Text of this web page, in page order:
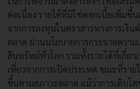
ต่อเนื่อง รายได้ที่มิใช่ดอกเบี้ยเพิ่มขึ้
จากการลงทุนในตราสารทางการเงิน
ตลาด ผ่านนโยบายการกระจายความ
สินทรัพย์ทั่วโลก รวมทั้งรายได้ที่เกี่ยว
เที่ยวจากการเปิดประเทศ ขณะที่รา
ขึ้นตามสภาวะตลาด แม้ว่าการเติบโต